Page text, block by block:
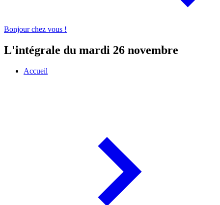
Bonjour chez vous !
L'intégrale du mardi 26 novembre
Accueil